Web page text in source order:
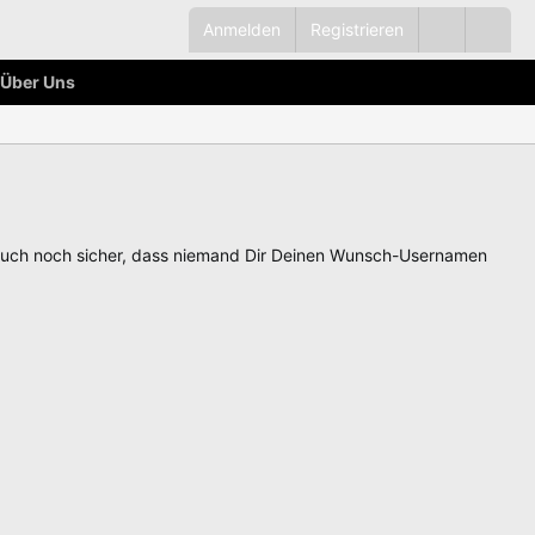
Anmelden Registrieren
Über Uns
noch sicher, dass niemand Dir Deinen Wunsch-Usernamen